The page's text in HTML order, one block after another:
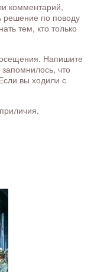
комментарий,
по поводу
тем, кто только
Напишите
что
вы ходили с